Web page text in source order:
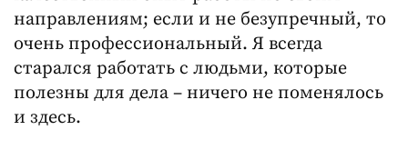
направлениям; если и не безупречный, то
очень профессиональный. Я всегда
старался работать с людьми, которые
полезны для дела – ничего не поменялось
и здесь.